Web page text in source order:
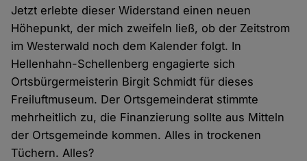
Jetzt erlebte dieser Widerstand einen neuen
Höhepunkt, der mich zweifeln ließ, ob der Zeitstrom
im Westerwald noch dem Kalender folgt. In
Hellenhahn-Schellenberg engagierte sich
Ortsbürgermeisterin Birgit Schmidt für dieses
Freiluftmuseum. Der Ortsgemeinderat stimmte
mehrheitlich zu, die Finanzierung sollte aus Mitteln
der Ortsgemeinde kommen. Alles in trockenen
Tüchern. Alles?